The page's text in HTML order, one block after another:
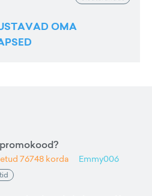
OMA
76748 korda Emmy006